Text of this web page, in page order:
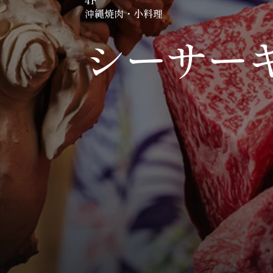
沖縄焼肉・小料理
シーサー